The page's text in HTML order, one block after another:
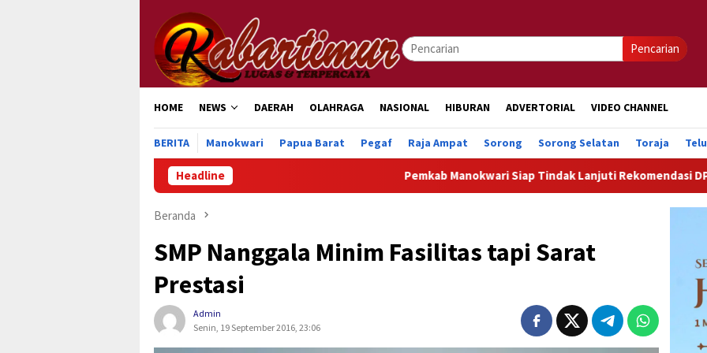
konten
Pencarian
HOME NEWS DAERAH OLAHRAGA NASIONAL HIBURAN ADVERTORIAL VIDEO CHANNEL
BERITA Manokwari Papua Barat Pegaf Raja Ampat Sorong Sorong Selatan Toraja
Headline Pemkab Manokwari Siap Tindak Lanjuti Rekomendasi DPRK Demi
Beranda
SMP Nanggala Minim Fasilitas tapi Sarat
Prestasi
Admin
Senin, 19 September 2016, 23:06